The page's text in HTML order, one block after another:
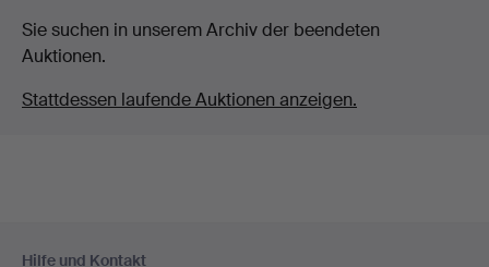
Sie suchen in unserem Archiv der beendeten
Auktionen.
Stattdessen laufende Auktionen anzeigen.
Hilfe und Kontakt